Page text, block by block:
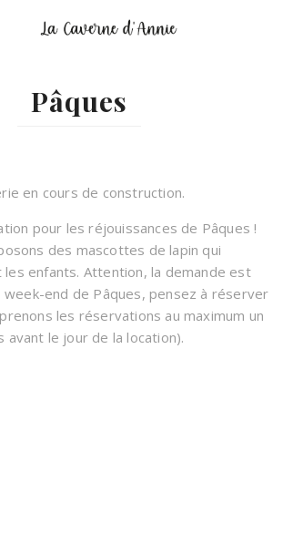
Pâques
en cours de construction.
pour les réjouissances de Pâques !
des mascottes de lapin qui
enfants. Attention, la demande est
end de Pâques, pensez à réserver
prenons les réservations au maximum un
avant le jour de la location).